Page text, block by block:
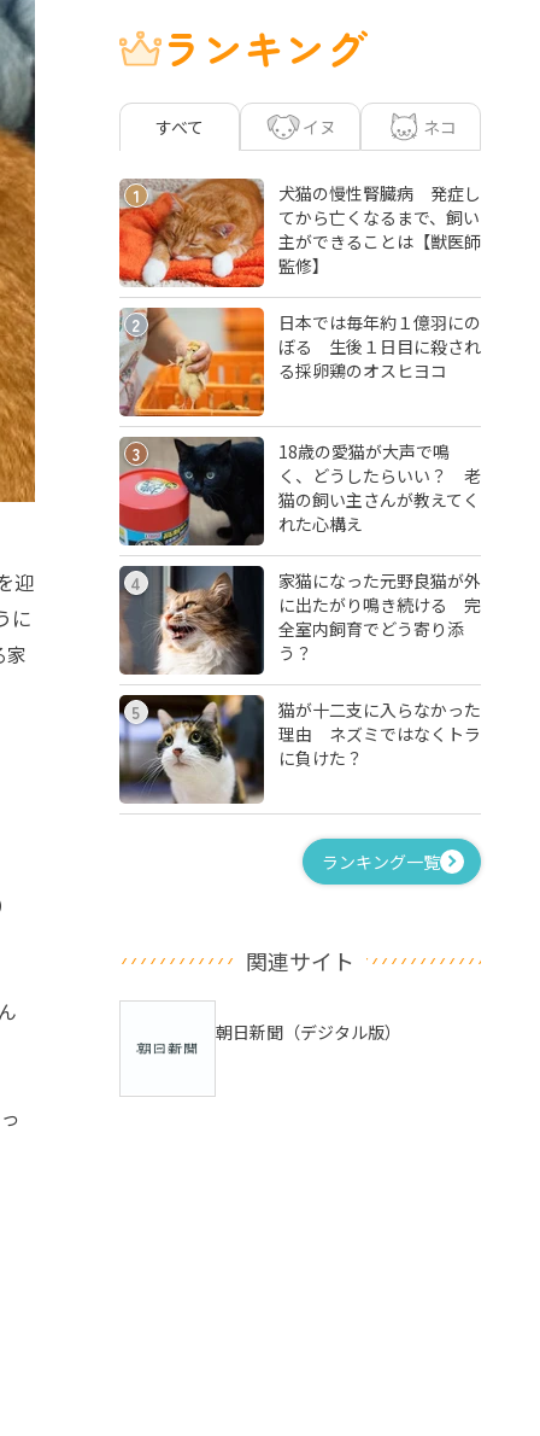
迎
に
家
ランキング
すべて イヌ ネコ
1
犬猫の慢性腎臓病 発症し
てから亡くなるまで、飼い
主ができることは【獣医師
監修】
2
日本では毎年約１億羽にの
ぼる 生後１日目に殺され
る採卵鶏のオスヒヨコ
3
18歳の愛猫が大声で鳴
く、どうしたらいい？ 老
猫の飼い主さんが教えてく
れた心構え
4
家猫になった元野良猫が外
に出たがり鳴き続ける 完
全室内飼育でどう寄り添
う？
5
猫が十二支に入らなかった
理由 ネズミではなくトラ
に負けた？
ランキング一覧
関連サイト
朝日新聞（デジタル版）